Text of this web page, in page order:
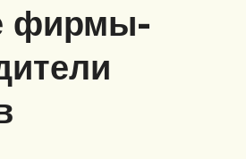
фирмы-